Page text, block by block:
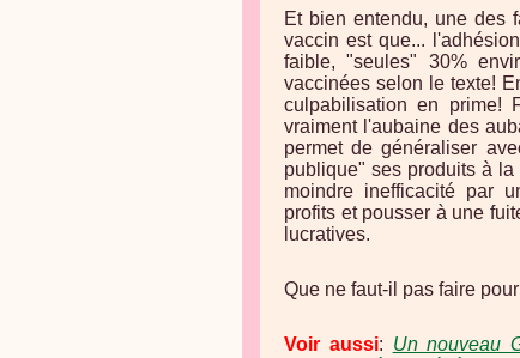
Et bien entendu, une des
vaccin est que...
faible, "seules" 30%
vaccinées selon le texte!
culpabilisation en prime!
vraiment l'aubaine des
permet de généraliser
publique" ses produits à
moindre inefficacité par
profits et pousser à une
lucratives.
Que ne faut-il pas faire
Voir aussi: Un nouveau